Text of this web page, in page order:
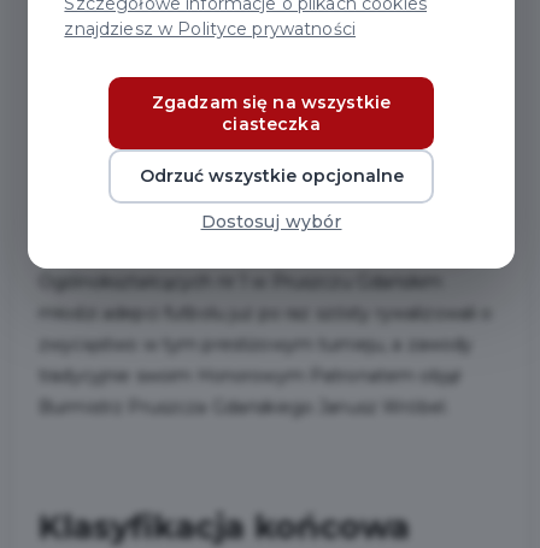
NARODOWEGO ŚWIĘTA
107 rocznicę odzyskania przez Polskę niepodległości
na sportowo uczcili mali piłkarze naszego miasta i
zwycięstwo w tym prestiżowym turnieju, a zawody
tradycyjnie swoim Honorowym Patronatem objął
Burmistrz Pruszcza Gdańskiego Janusz Wróbel.
Klasyfikacja końcowa
znajdziesz w Polityce prywatności
Zgadzam się na wszystkie
ciasteczka
Odrzuć wszystkie opcjonalne
Dostosuj wybór